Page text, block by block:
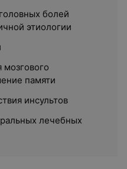
болей
этиологии
памяти
инсультов
лечебных